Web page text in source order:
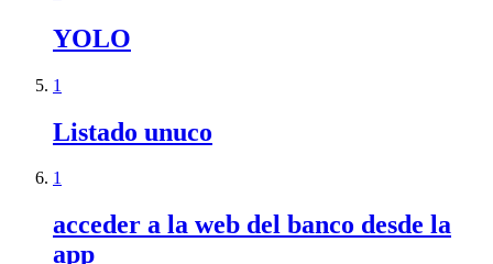
YOLO
1
Listado unuco
1
acceder a la web del banco desde la
app